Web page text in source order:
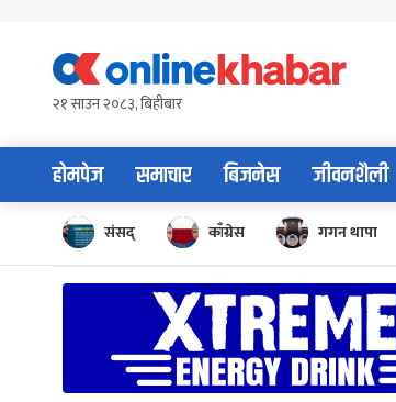
content२१ साउन २०८३, बिहीबार
होमपेज समाचार बिजनेस जीवनशैली
संसद् काँग्रेस गगन थापा